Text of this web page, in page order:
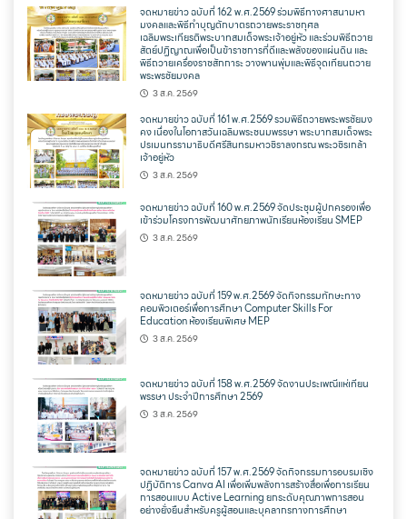
จดหมายข่าว ฉบับที่ 162 พ.ศ.2569 ร่วมพิธีทางศาสนามหา
มงคลและพิธีทำบุญตักบาตรถวายพระราชกุศล
เฉลิมพระเกียรติพระบาทสมเด็จพระเจ้าอยู่หัว และร่วมพิธีถวาย
สัตย์ปฏิญาณเพื่อเป็นข้าราชการที่ดีและพลังของแผ่นดิน และ
พิธีถวายเครื่องราชสักการะ วางพานพุ่มและพิธีจุดเทียนถวาย
พระพรชัยมงคล
3 ส.ค. 2569
จดหมายข่าว ฉบับที่ 161 พ.ศ.2569 รวมพิธีถวายพระพรชัยมง
คง เนื่องในโอกาสวันเฉลิมพระชนมพรรษา พระบาทสมเด็จพระ
ปรเมนทรรามาธิบดีศรีสินทรมหาวชิราลงกรณ พระวชิรเกล้า
เจ้าอยู่หัว
3 ส.ค. 2569
จดหมายข่าว ฉบับที่ 160 พ.ศ.2569 จัดประชุมผู้ปกครองเพื่อ
เข้าร่วมโครงการพัฒนาศักยภาพนักเรียนห้องเรียน SMEP
3 ส.ค. 2569
จดหมายข่าว ฉบับที่ 159 พ.ศ.2569 จัดกิจกรรมทักษะทาง
คอมพิวเตอร์เพื่อการศึกษา Computer Skills For
Education ห้องเรียนพิเศษ MEP
3 ส.ค. 2569
จดหมายข่าว ฉบับที่ 158 พ.ศ.2569 จัดงานประเพณีแห่เทียน
พรรษา ประจำปีการศึกษา 2569
3 ส.ค. 2569
จดหมายข่าว ฉบับที่ 157 พ.ศ.2569 จัดกิจกรรมการอบรมเชิง
ปฏิบัติการ Canva AI เพื่อเพิ่มพลังการสร้างสื่อเพื่อการเรียน
การสอนแบบ Active Learning ยกระดับคุณภาพการสอน
อย่างยั่งยืนสำหรับครูผู้สอนและบุคลากรทางการศึกษา